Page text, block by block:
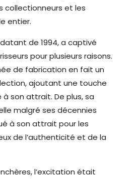
collectionneurs et les
entier.
de 1994, a captivé
pour plusieurs raisons.
de fabrication en fait un
ajoutant une touche
son attrait. De plus, sa
malgré ses décennies
à son attrait pour les
de l’authenticité et de la
l’excitation était